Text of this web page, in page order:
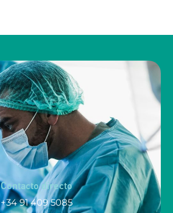
Contacto directo
+34 91 409 5085